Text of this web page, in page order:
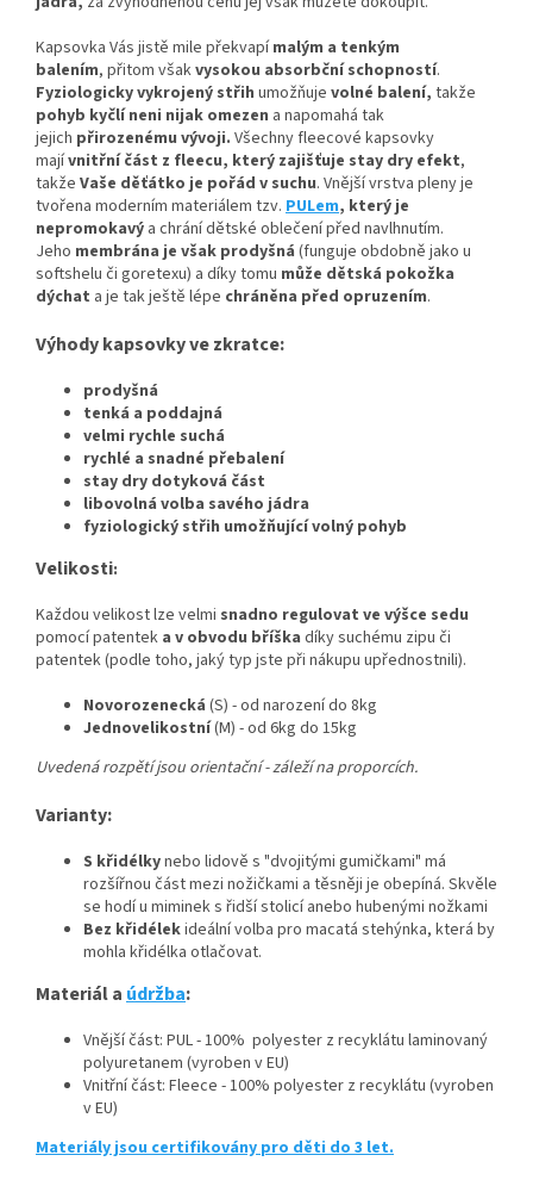
Kapsovka Vás jistě mile překvapímalým a tenkým
balením, přitom všakvysokou absorbční schopností.
Fyziologicky vykrojený střih umožňuje volné balení, takže
pohyb kyčlí neni nijak omezen a napomahá tak
jejich přirozenému vývoji. Všechny fleecové kapsovky
majívnitřní část z fleecu, který zajišťuje stay dry efekt,
takže Vaše děťátko je pořád v suchu. Vnější vrstva pleny je
tvořena moderním materiálem tzv. PULem, který je
nepromokavý a chrání dětské oblečení před navlhnutím.
Jeho membrána je však prodyšná (funguje obdobně jako u
softshelu či goretexu) a díky tomu může dětská pokožka
dýchat a je tak ještě lépe chráněna před opruzením.
Výhody kapsovky ve zkratce:
prodyšná
tenká a poddajná
velmi rychle suchá
rychlé a snadné přebalení
stay dry dotyková část
libovolná volba savého jádra
fyziologický střih umožňující volný pohyb
Velikosti:
Každou velikost lze velmi snadno regulovat ve výšce sedu
pomocí patentek a v obvodu bříška díky suchému zipu či
patentek (podle toho, jaký typ jste při nákupu upřednostnili).
Novorozenecká (S) - od narození do 8kg
Jednovelikostní(M) - od 6kg do 15kg
Uvedená rozpětí jsou orientační - záleží na proporcích.
Varianty:
S křidélkynebo lidově s "dvojitými gumičkami" má
rozšířnou část mezi nožičkami a těsněji je obepíná. Skvěle
se hodí u miminek s řidší stolicí anebo hubenými nožkami
Bez křidélekideální volba pro macatá stehýnka, která by
mohla křidélka otlačovat.
Materiál a údržba:
Vnější část: PUL - 100% polyester z recyklátu laminovaný
polyuretanem (vyroben v EU)
Vnitřní část: Fleece - 100% polyester z recyklátu (vyroben
v EU)
Materiály jsou certifikovány pro děti do 3 let.